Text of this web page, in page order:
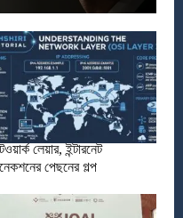
লেয়ার, ইন্টারনেট
পেছনের গল্প